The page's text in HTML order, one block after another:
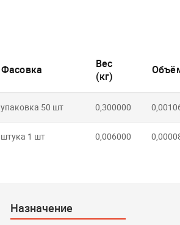
Фасовка
Вес
(кг)
упаковка 50 шт 0,300000
штука 1 шт 0,006000
Назначение